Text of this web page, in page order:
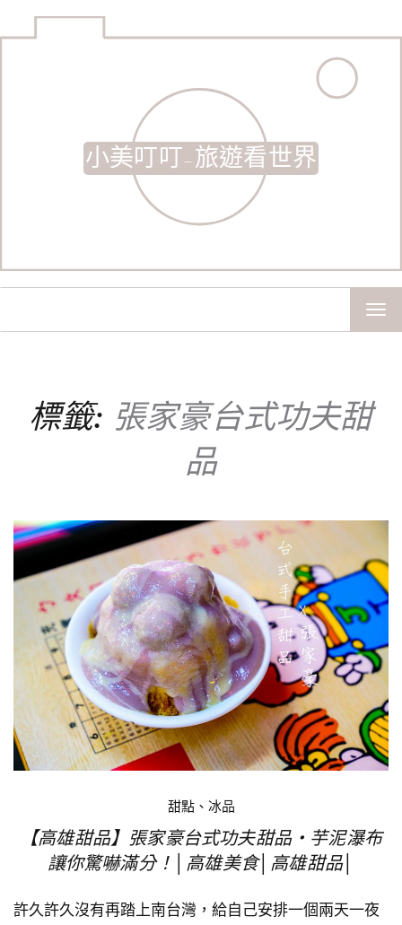
小美叮叮-旅遊看世界
標籤: 張家豪台式功夫甜
品
甜點、冰品
【高雄甜品】張家豪台式功夫甜品‧芋泥瀑布
讓你驚嚇滿分！│高雄美食│高雄甜品│
許久許久沒有再踏上南台灣，給自己安排一個兩天一夜